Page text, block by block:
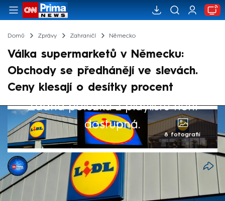
Domů Zprávy Zahraničí Německo
Válka supermarketů v Německu:
Obchody se předhánějí ve slevách.
Ceny klesají o desítky procent
Žádná položka z playlistu není
dostupná.
8 fotografií
Adam Křivánek
29. kvě 2025, 15:28
Pět, 15, ale i téměř 40 procent. O tolik